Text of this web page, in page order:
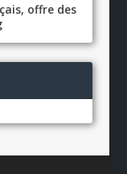
offre des